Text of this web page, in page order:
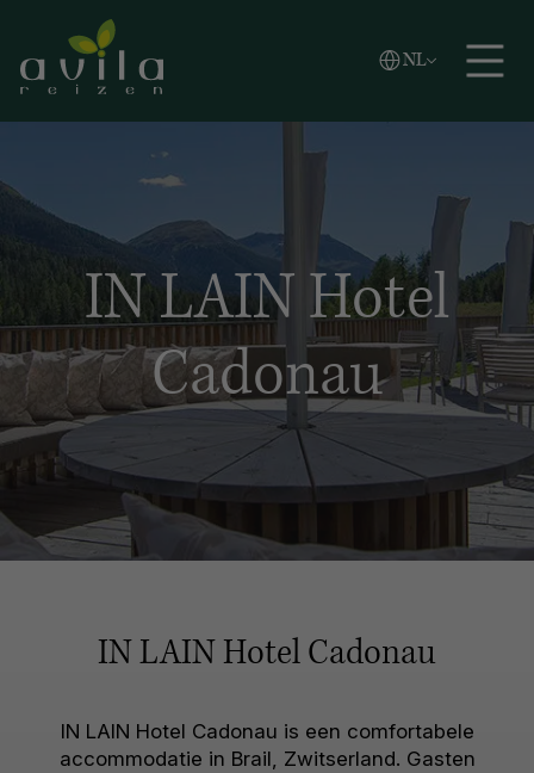
Zoeken
NL
Vlaams
English
IN LAIN Hotel
Cadonau
IN LAIN Hotel Cadonau
IN LAIN Hotel Cadonau is een comfortabele
accommodatie in Brail, Zwitserland. Gasten